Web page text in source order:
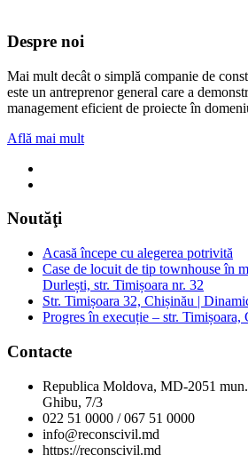
Despre noi
Mai mult decât o simplă companie de
este un antreprenor general care a
management eficient de proiecte în
Află mai mult
Noutăţi
Acasă începe cu alegerea potrivită
Case de locuit de tip townhouse în
Durlești, str. Timișoara nr. 32
Str. Timișoara 32, Chișinău |
Progres în execuție – str. Timișoara,
Contacte
Republica Moldova, MD-2051
Ghibu, 7/3
022 51 0000 / 067 51 0000
info@reconscivil.md
https://reconscivil.md